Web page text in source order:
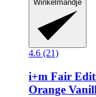
Winkelmandje
4.6 (21)
i+m Fair
Orange